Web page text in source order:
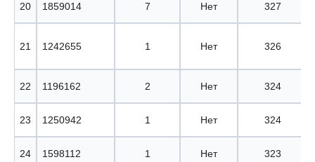
20 1859014 7 Нет 327
21 1242655 1 Нет 326
22 1196162 2 Нет 324
23 1250942 1 Нет 324
24 1598112 1 Нет 323